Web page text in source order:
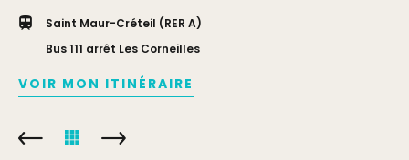
Saint Maur-Créteil (RER A)
Bus 111 arrêt Les Corneilles
VOIR MON ITINÉRAIRE